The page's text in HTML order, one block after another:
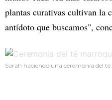
plantas curativas cultivan la
antídoto que buscamos",
Sarah haciendo una ceremonia del